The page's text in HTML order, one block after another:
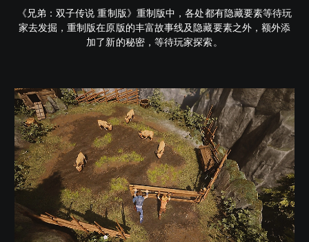
《兄弟：双子传说 重制版》重制版中，各处都有隐藏要素等待玩
家去发掘，重制版在原版的丰富故事线及隐藏要素之外，额外添
加了新的秘密，等待玩家探索。